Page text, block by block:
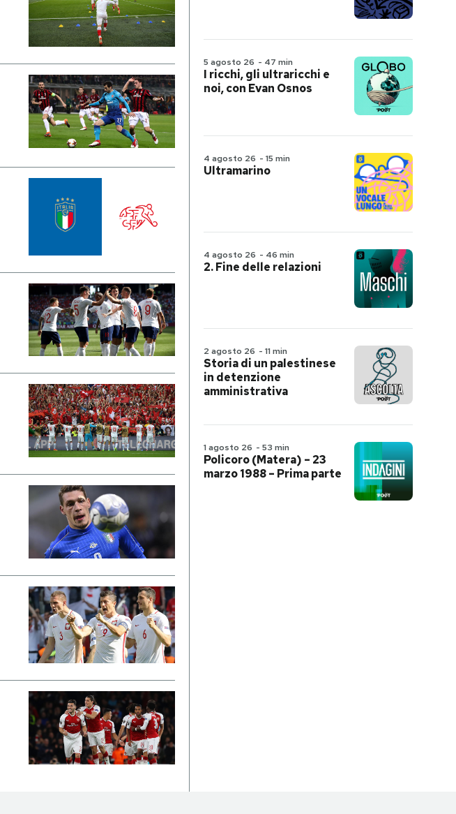
5 agosto 26 - 47 min
I ricchi, gli ultraricchi e
noi, con Evan Osnos
4 agosto 26 - 15 min
Ultramarino
4 agosto 26 - 46 min
2. Fine delle relazioni
2 agosto 26 - 11 min
Storia di un palestinese
in detenzione
amministrativa
1 agosto 26 - 53 min
Policoro (Matera) – 23
marzo 1988 – Prima parte